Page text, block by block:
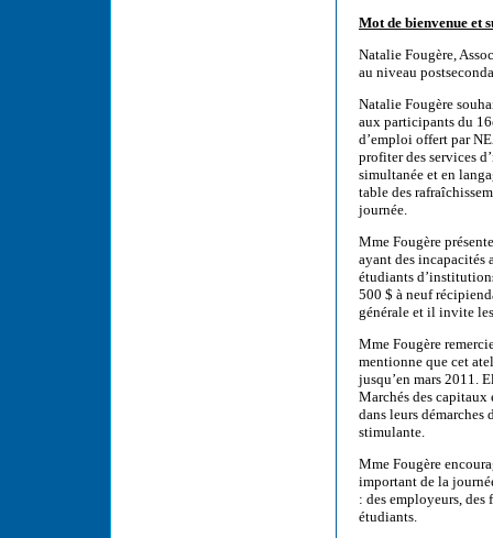
Mot de bienvenue et
Natalie Fougère,
au niveau
Natalie Fougère
aux participants du
d’emploi offert par
profiter des services
simultanée et en
table des
journée.
Mme Fougère
ayant des incapacités
étudiants
500 $ à neuf
générale et il invite
Mme Fougère
mentionne que cet
jusqu’en mars 2011.
Marchés des
dans leurs démarches
stimulante.
Mme Fougère
important de la
: des employeurs, des
étudiants.